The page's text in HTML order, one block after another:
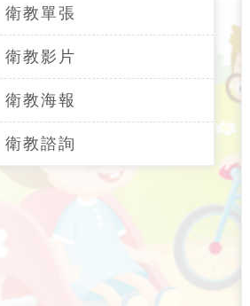
衛教單張
衛教影片
衛教海報
衛教諮詢